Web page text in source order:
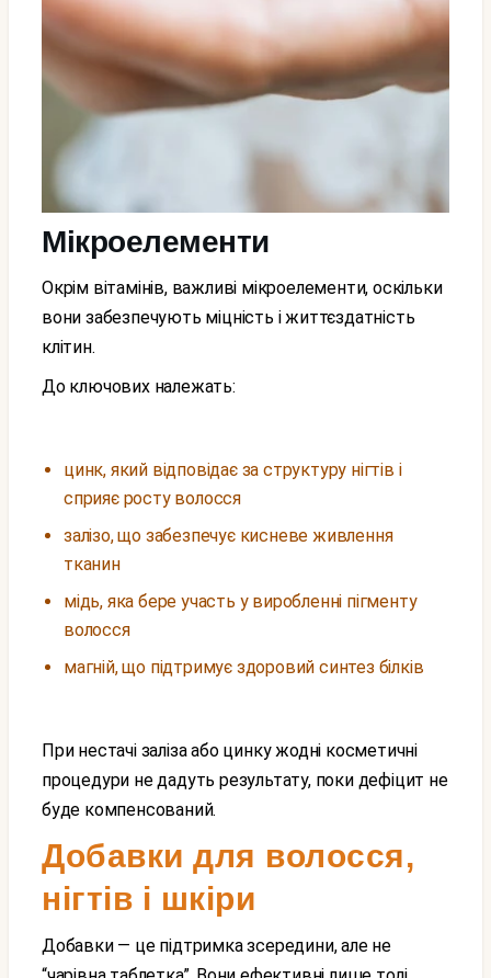
Мікроелементи
Окрім вітамінів, важливі мікроелементи, оскільки
вони забезпечують міцність і життєздатність
клітин.
До ключових належать:
цинк, який відповідає за структуру нігтів і
сприяє росту волосся
залізо, що забезпечує кисневе живлення
тканин
мідь, яка бере участь у виробленні пігменту
волосся
магній, що підтримує здоровий синтез білків
При нестачі заліза або цинку жодні косметичні
процедури не дадуть результату, поки дефіцит не
буде компенсований.
Добавки для волосся,
нігтів і шкіри
Добавки — це підтримка зсередини, але не